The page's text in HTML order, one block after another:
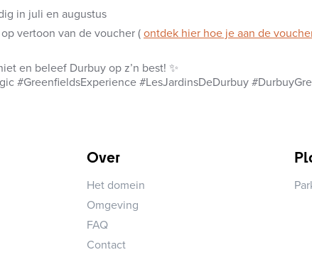
in juli en augustus
vertoon van de voucher ( ontdek hier hoe je aan de
en beleef Durbuy op z’n best! ✨
#GreenfieldsExperience #LesJardinsDeDurbuy
Over
Het domein
Omgeving
FAQ
Contact